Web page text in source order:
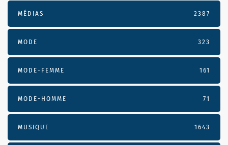
MÉDIAS 2387
MODE 323
MODE-FEMME 161
MODE-HOMME 71
MUSIQUE 1643